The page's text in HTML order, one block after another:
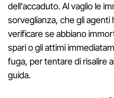
dell'accaduto. Al vaglio le
sorveglianza, che gli
verificare se abbiano
spari o gli attimi
fuga, per tentare di risalire
guida.